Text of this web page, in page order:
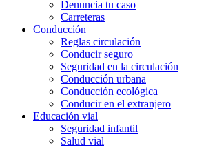
Denuncia tu caso
Carreteras
Conducción
Reglas circulación
Conducir seguro
Seguridad en la circulación
Conducción urbana
Conducción ecológica
Conducir en el extranjero
Educación vial
Seguridad infantil
Salud vial